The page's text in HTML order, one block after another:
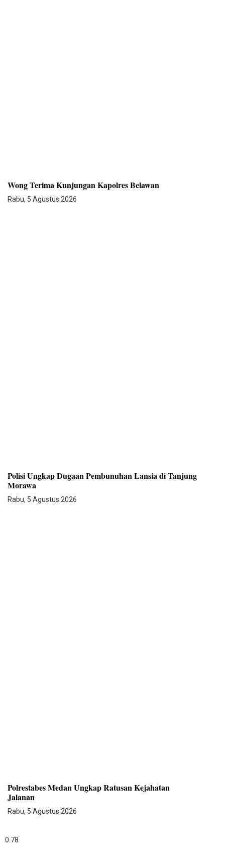
Wong Terima Kunjungan Kapolres Belawan
Rabu, 5 Agustus 2026
Polisi Ungkap Dugaan Pembunuhan Lansia di Tanjung
Morawa
Rabu, 5 Agustus 2026
Polrestabes Medan Ungkap Ratusan Kejahatan
Jalanan
Rabu, 5 Agustus 2026